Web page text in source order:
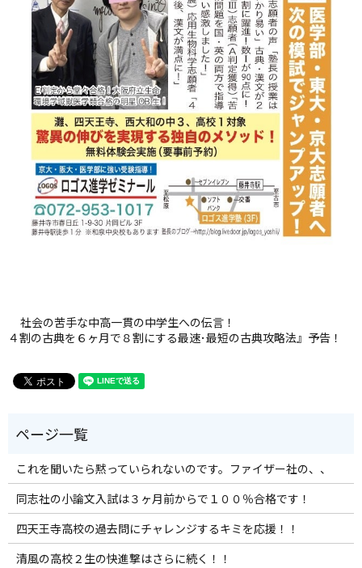
社会の苦手な中高一貫の中学生への伝言！
４割の古典を６ヶ月で８割にする最速･最短の古典攻略法』予告！
これを聞いたら黙っていられないのです。ファイザー社の、、
同志社の小論文入試は３ヶ月前からで１００％合格です！
四天王寺高校の過去問にチャレンジするキミを応援！！
清風の高校２生の快進撃はさらに続く！！